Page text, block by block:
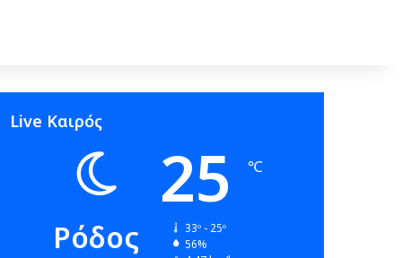
Live Καιρός
Ρόδος
25 ℃
33º - 25º
56%